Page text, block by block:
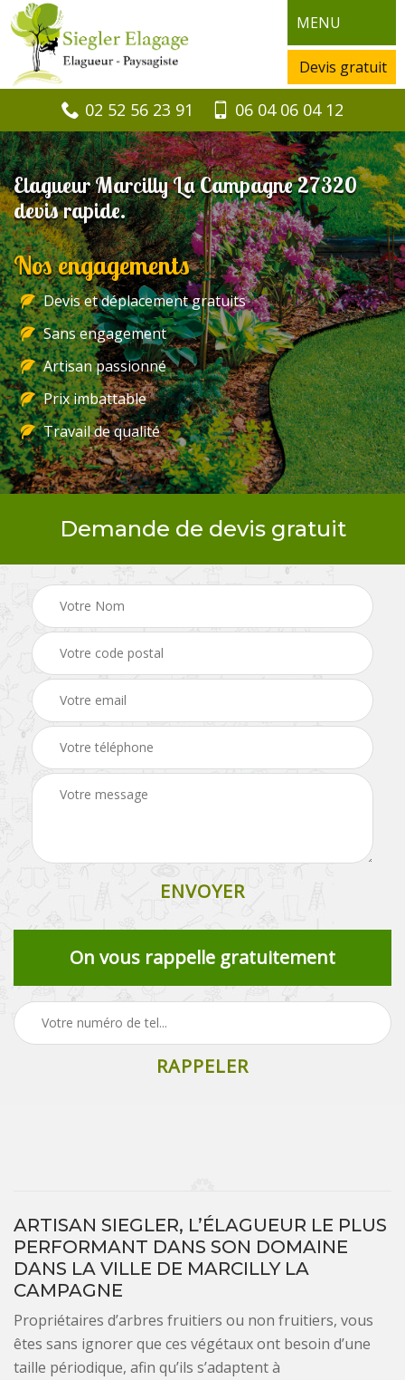
MENU
Devis gratuit
02 52 56 23 91 06 04 06 04 12
Elagueur Marcilly La Campagne 27320
devis rapide.
Nos engagements
Devis et déplacement gratuits
Sans engagement
Artisan passionné
Prix imbattable
Travail de qualité
Demande de devis gratuit
On vous rappelle gratuitement
ARTISAN SIEGLER, L’ÉLAGUEUR LE PLUS
PERFORMANT DANS SON DOMAINE
DANS LA VILLE DE MARCILLY LA
CAMPAGNE
Propriétaires d’arbres fruitiers ou non fruitiers, vous
êtes sans ignorer que ces végétaux ont besoin d’une
taille périodique, afin qu’ils s’adaptent à